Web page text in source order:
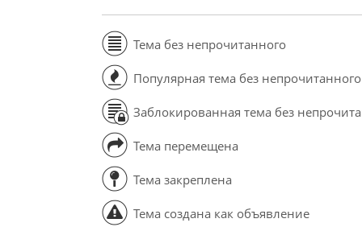
Тема без непрочитанного
Популярная тема без непрочитанного
Заблокированная тема без
Тема перемещена
Тема закреплена
Тема создана как объявление